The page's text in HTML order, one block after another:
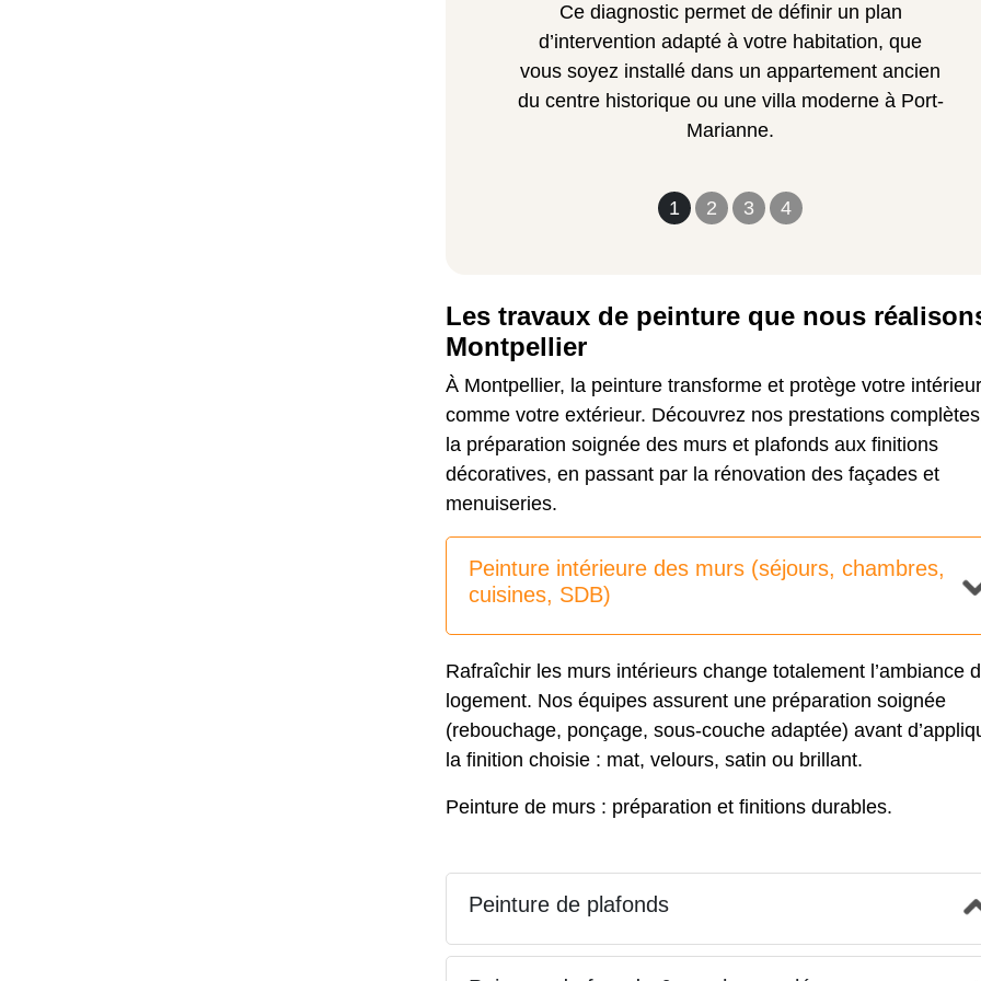
1 2 3 4
Ce diagnostic permet de définir un plan
d’intervention adapté à votre habitation, que
vous soyez installé dans un appartement ancien
du centre historique ou une villa moderne à Port-
Marianne.
Les travaux de peinture que nous
Montpellier
À Montpellier, la peinture transforme et protège votre intérieur
comme votre extérieur. Découvrez nos prestations
la préparation soignée des murs et plafonds aux finitions
décoratives, en passant par la rénovation des façades et
menuiseries.
Peinture intérieure des murs (séjours, chambres,
cuisines, SDB)
Rafraîchir les murs intérieurs change totalement l’ambiance
logement. Nos équipes assurent une préparation soignée
(rebouchage, ponçage, sous-couche adaptée) avant
la finition choisie : mat, velours, satin ou brillant.
Peinture de murs : préparation et finitions durables.
Peinture de plafonds